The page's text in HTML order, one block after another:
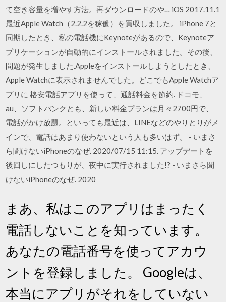
て空き容量を増やす方法。再ダウンロードのや… iOS 2017.11.1
最近Apple Watch（2.2.2を稼働）を買収しました。 iPhone 7と
同期したとき、私の電話機にKeynoteがあるので、Keynoteア
プリケーションが自動的にインストールされました。その後、
問題が発生しました.Appleをインストールしようとしたとき、
Apple Watchに表示されませんでした。どこでもApple Watchア
プリに 格安電話アプリを使って、通話料金を節約. ドコモ、
au、ソフトバンクとも、新しい料金プランは月々2700円で、
電話がかけ放題。といっても最近は、LINEなどのやりとりがメ
インで、電話はあまり使わないという人も多いはず。 - いまさ
ら聞けないiPhoneのなぜ. 2020/07/15 11:15. アップデートを
後回しにしたつもりが、夜中に実行されました!? - いまさら聞
けないiPhoneのなぜ. 2020
まあ、私はこのアプリはまったく
電話しないことを知っています。
あなたの電話番号を使ってアカウ
ントを登録しました。 Googleは、
本当にアプリがそれをしていない